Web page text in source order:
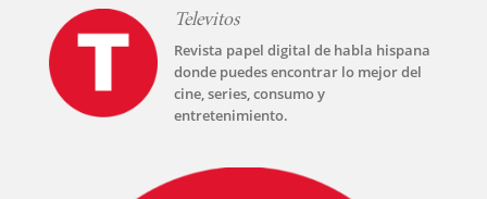
Televitos
Revista papel digital de habla hispana
donde puedes encontrar lo mejor del
cine, series, consumo y
entretenimiento.